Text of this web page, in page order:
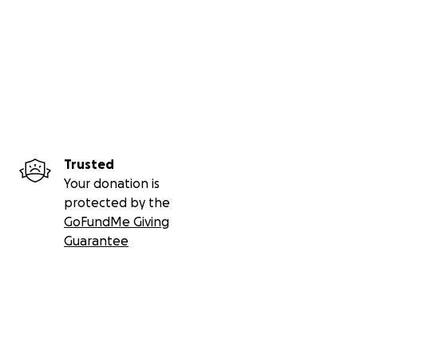
Trusted
Your donation is
protected by the
GoFundMe Giving
Guarantee